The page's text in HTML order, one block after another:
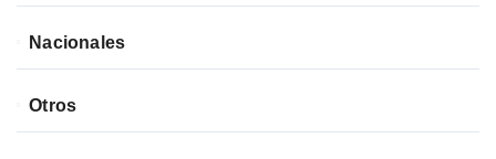
Nacionales
Otros